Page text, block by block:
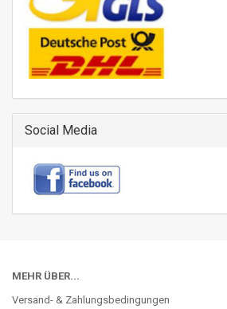
Social Media
MEHR ÜBER...
Versand- & Zahlungsbedingungen